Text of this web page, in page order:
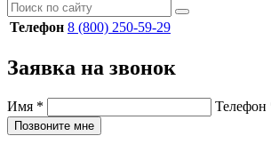
Телефон 8 (800) 250-59-29
Заявка на звонок
Имя * Телефон
Позвоните мне